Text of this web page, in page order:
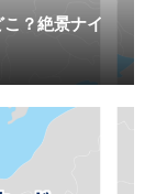
？絶景ナイ